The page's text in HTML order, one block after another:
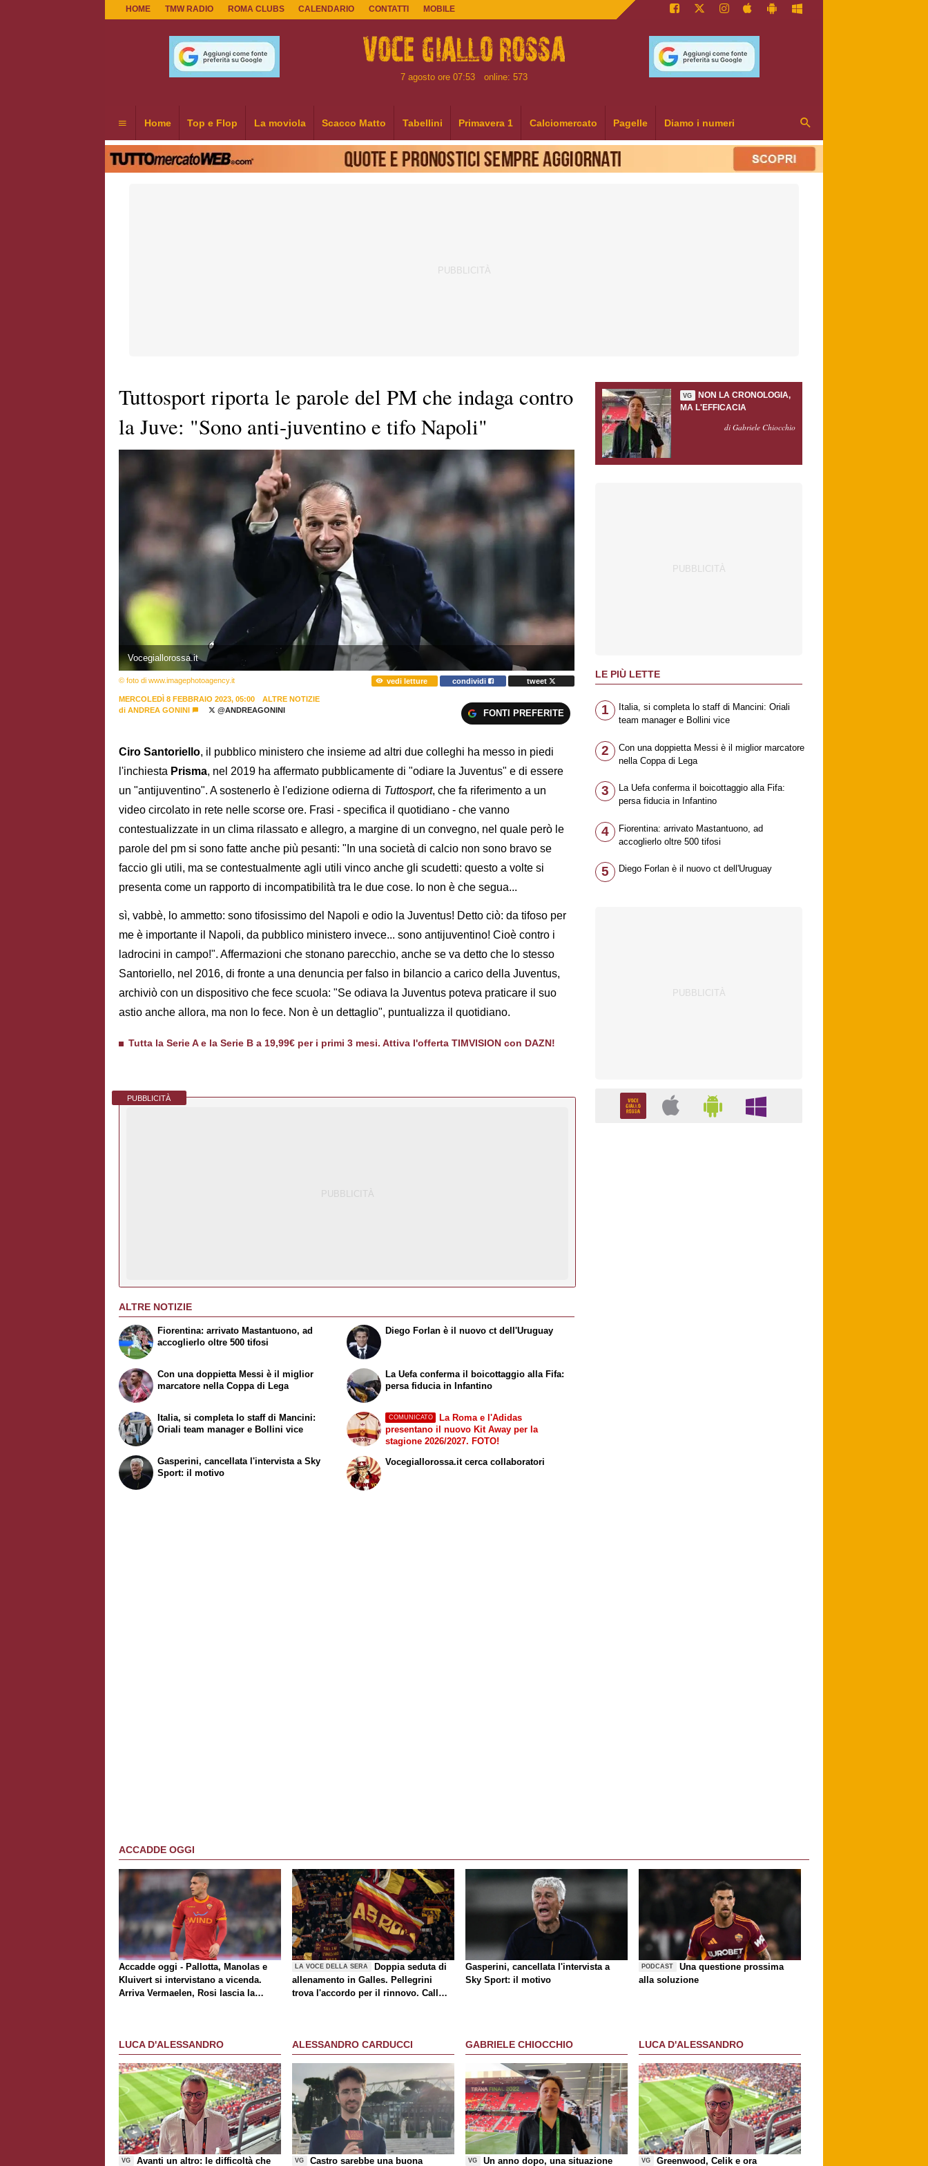
HOME TMW RADIO ROMA CLUBS CALENDARIO CONTATTI MOBILE
7 agosto ore 07:53 online: 573
Home Top e Flop La moviola Scacco Matto Tabellini Primavera 1 Calciomercato Pagelle Diamo i numeri
Tuttosport riporta le parole del PM che indaga contro
la Juve: "Sono anti-juventino e tifo Napoli"
Vocegiallorossa.it
© foto di www.imagephotoagency.it vedi letture condividi tweet
MERCOLEDÌ 8 FEBBRAIO 2023, 05:00
ALTRE NOTIZIE
di ANDREA GONINI @ANDREAGONINI FONTI PREFERITE
Ciro Santoriello, il pubblico ministero che insieme ad altri due colleghi ha messo in piedi
l'inchiesta Prisma, nel 2019 ha affermato pubblicamente di "odiare la Juventus" e di essere
un "antijuventino". A sostenerlo è l'edizione odierna di Tuttosport, che fa riferimento a un
video circolato in rete nelle scorse ore. Frasi - specifica il quotidiano - che vanno
contestualizzate in un clima rilassato e allegro, a margine di un convegno, nel quale però le
parole del pm si sono fatte anche più pesanti: "In una società di calcio non sono bravo se
faccio gli utili, ma se contestualmente agli utili vinco anche gli scudetti: questo a volte si
presenta come un rapporto di incompatibilità tra le due cose. Io non è che segua...
sì, vabbè, lo ammetto: sono tifosissimo del Napoli e odio la Juventus! Detto ciò: da tifoso per
me è importante il Napoli, da pubblico ministero invece... sono antijuventino! Cioè contro i
ladrocini in campo!". Affermazioni che stonano parecchio, anche se va detto che lo stesso
Santoriello, nel 2016, di fronte a una denuncia per falso in bilancio a carico della Juventus,
archiviò con un dispositivo che fece scuola: "Se odiava la Juventus poteva praticare il suo
astio anche allora, ma non lo fece. Non è un dettaglio", puntualizza il quotidiano.
Tutta la Serie A e la Serie B a 19,99€ per i primi 3 mesi. Attiva l'offerta TIMVISION con DAZN!
PUBBLICITÀ
ALTRE NOTIZIE
Fiorentina: arrivato Mastantuono, ad
accoglierlo oltre 500 tifosi
Con una doppietta Messi è il miglior
marcatore nella Coppa di Lega
Diego Forlan è il nuovo ct dell'Uruguay
La Uefa conferma il boicottaggio alla Fifa:
persa fiducia in Infantino
Italia, si completa lo staff di Mancini:
Oriali team manager e Bollini vice
Gasperini, cancellata l'intervista a Sky
Sport: il motivo
COMUNICATO
La Roma e l'Adidas
presentano il nuovo Kit Away per la
stagione 2026/2027. FOTO!
Vocegiallorossa.it cerca collaboratori
VG
NON LA CRONOLOGIA,
MA L'EFFICACIA
di Gabriele Chiocchio
LE PIÙ LETTE
1
Italia, si completa lo staff di Mancini: Oriali
team manager e Bollini vice
2
Con una doppietta Messi è il miglior marcatore
nella Coppa di Lega
3
La Uefa conferma il boicottaggio alla Fifa:
persa fiducia in Infantino
4
Fiorentina: arrivato Mastantuono, ad
accoglierlo oltre 500 tifosi
5 Diego Forlan è il nuovo ct dell'Uruguay
ACCADDE OGGI
Accadde oggi - Pallotta, Manolas e
Kluivert si intervistano a vicenda.
Arriva Vermaelen, Rosi lascia la
LA VOCE DELLA SERA
Doppia seduta di
allenamento in Galles. Pellegrini
trova l'accordo per il rinnovo. Call
Gasperini, cancellata l'intervista a
Sky Sport: il motivo
PODCAST
Una questione prossima
alla soluzione
LUCA D'ALESSANDRO
VG Avanti un altro: le difficoltà che
ALESSANDRO CARDUCCI
VG Castro sarebbe una buona
GABRIELE CHIOCCHIO
VG Un anno dopo, una situazione
LUCA D'ALESSANDRO
VG Greenwood, Celik e ora